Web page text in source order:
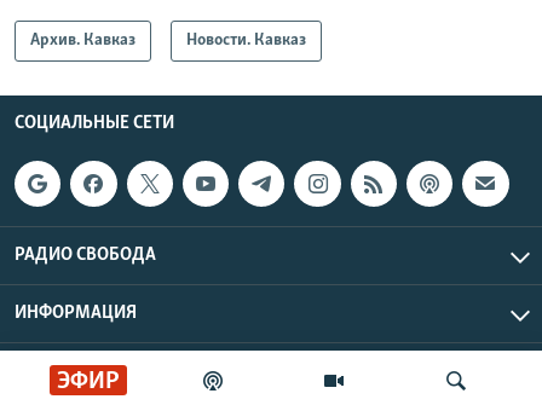
ЭФИР
Архив. Кавказ Новости. Кавказ
СОЦИАЛЬНЫЕ СЕТИ
РАДИО СВОБОДА
ИНФОРМАЦИЯ
Радио Свобода © 2026 RFE/RL, Inc. | Все права защищены.